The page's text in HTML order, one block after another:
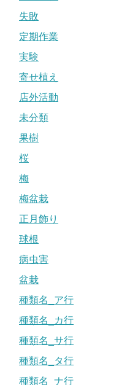
失敗
定期作業
実験
寄せ植え
店外活動
未分類
果樹
桜
梅
梅盆栽
正月飾り
球根
病虫害
盆栽
種類名_ア行
種類名_カ行
種類名_サ行
種類名_タ行
種類名_ナ行